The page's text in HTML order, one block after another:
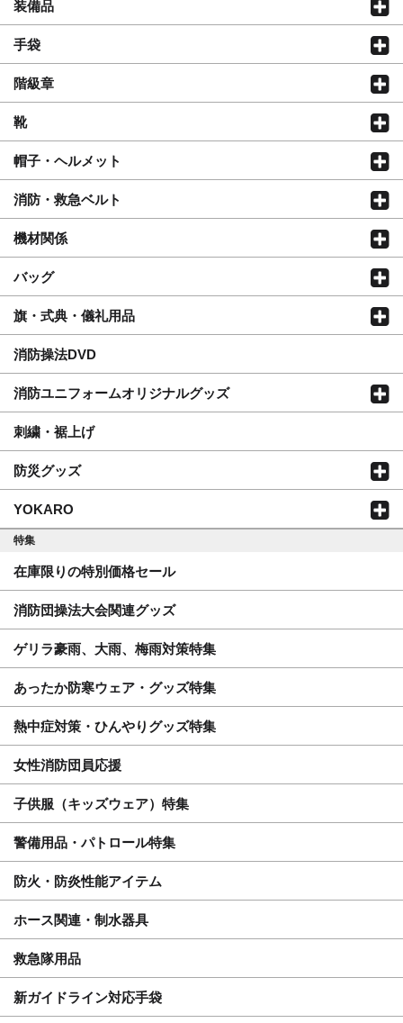
装備品
手袋
階級章
靴
帽子・ヘルメット
消防・救急ベルト
機材関係
バッグ
旗・式典・儀礼用品
消防操法DVD
消防ユニフォームオリジナルグッズ
刺繍・裾上げ
防災グッズ
YOKARO
特集
在庫限りの特別価格セール
消防団操法大会関連グッズ
ゲリラ豪雨、大雨、梅雨対策特集
あったか防寒ウェア・グッズ特集
熱中症対策・ひんやりグッズ特集
女性消防団員応援
子供服（キッズウェア）特集
警備用品・パトロール特集
防火・防炎性能アイテム
ホース関連・制水器具
救急隊用品
新ガイドライン対応手袋